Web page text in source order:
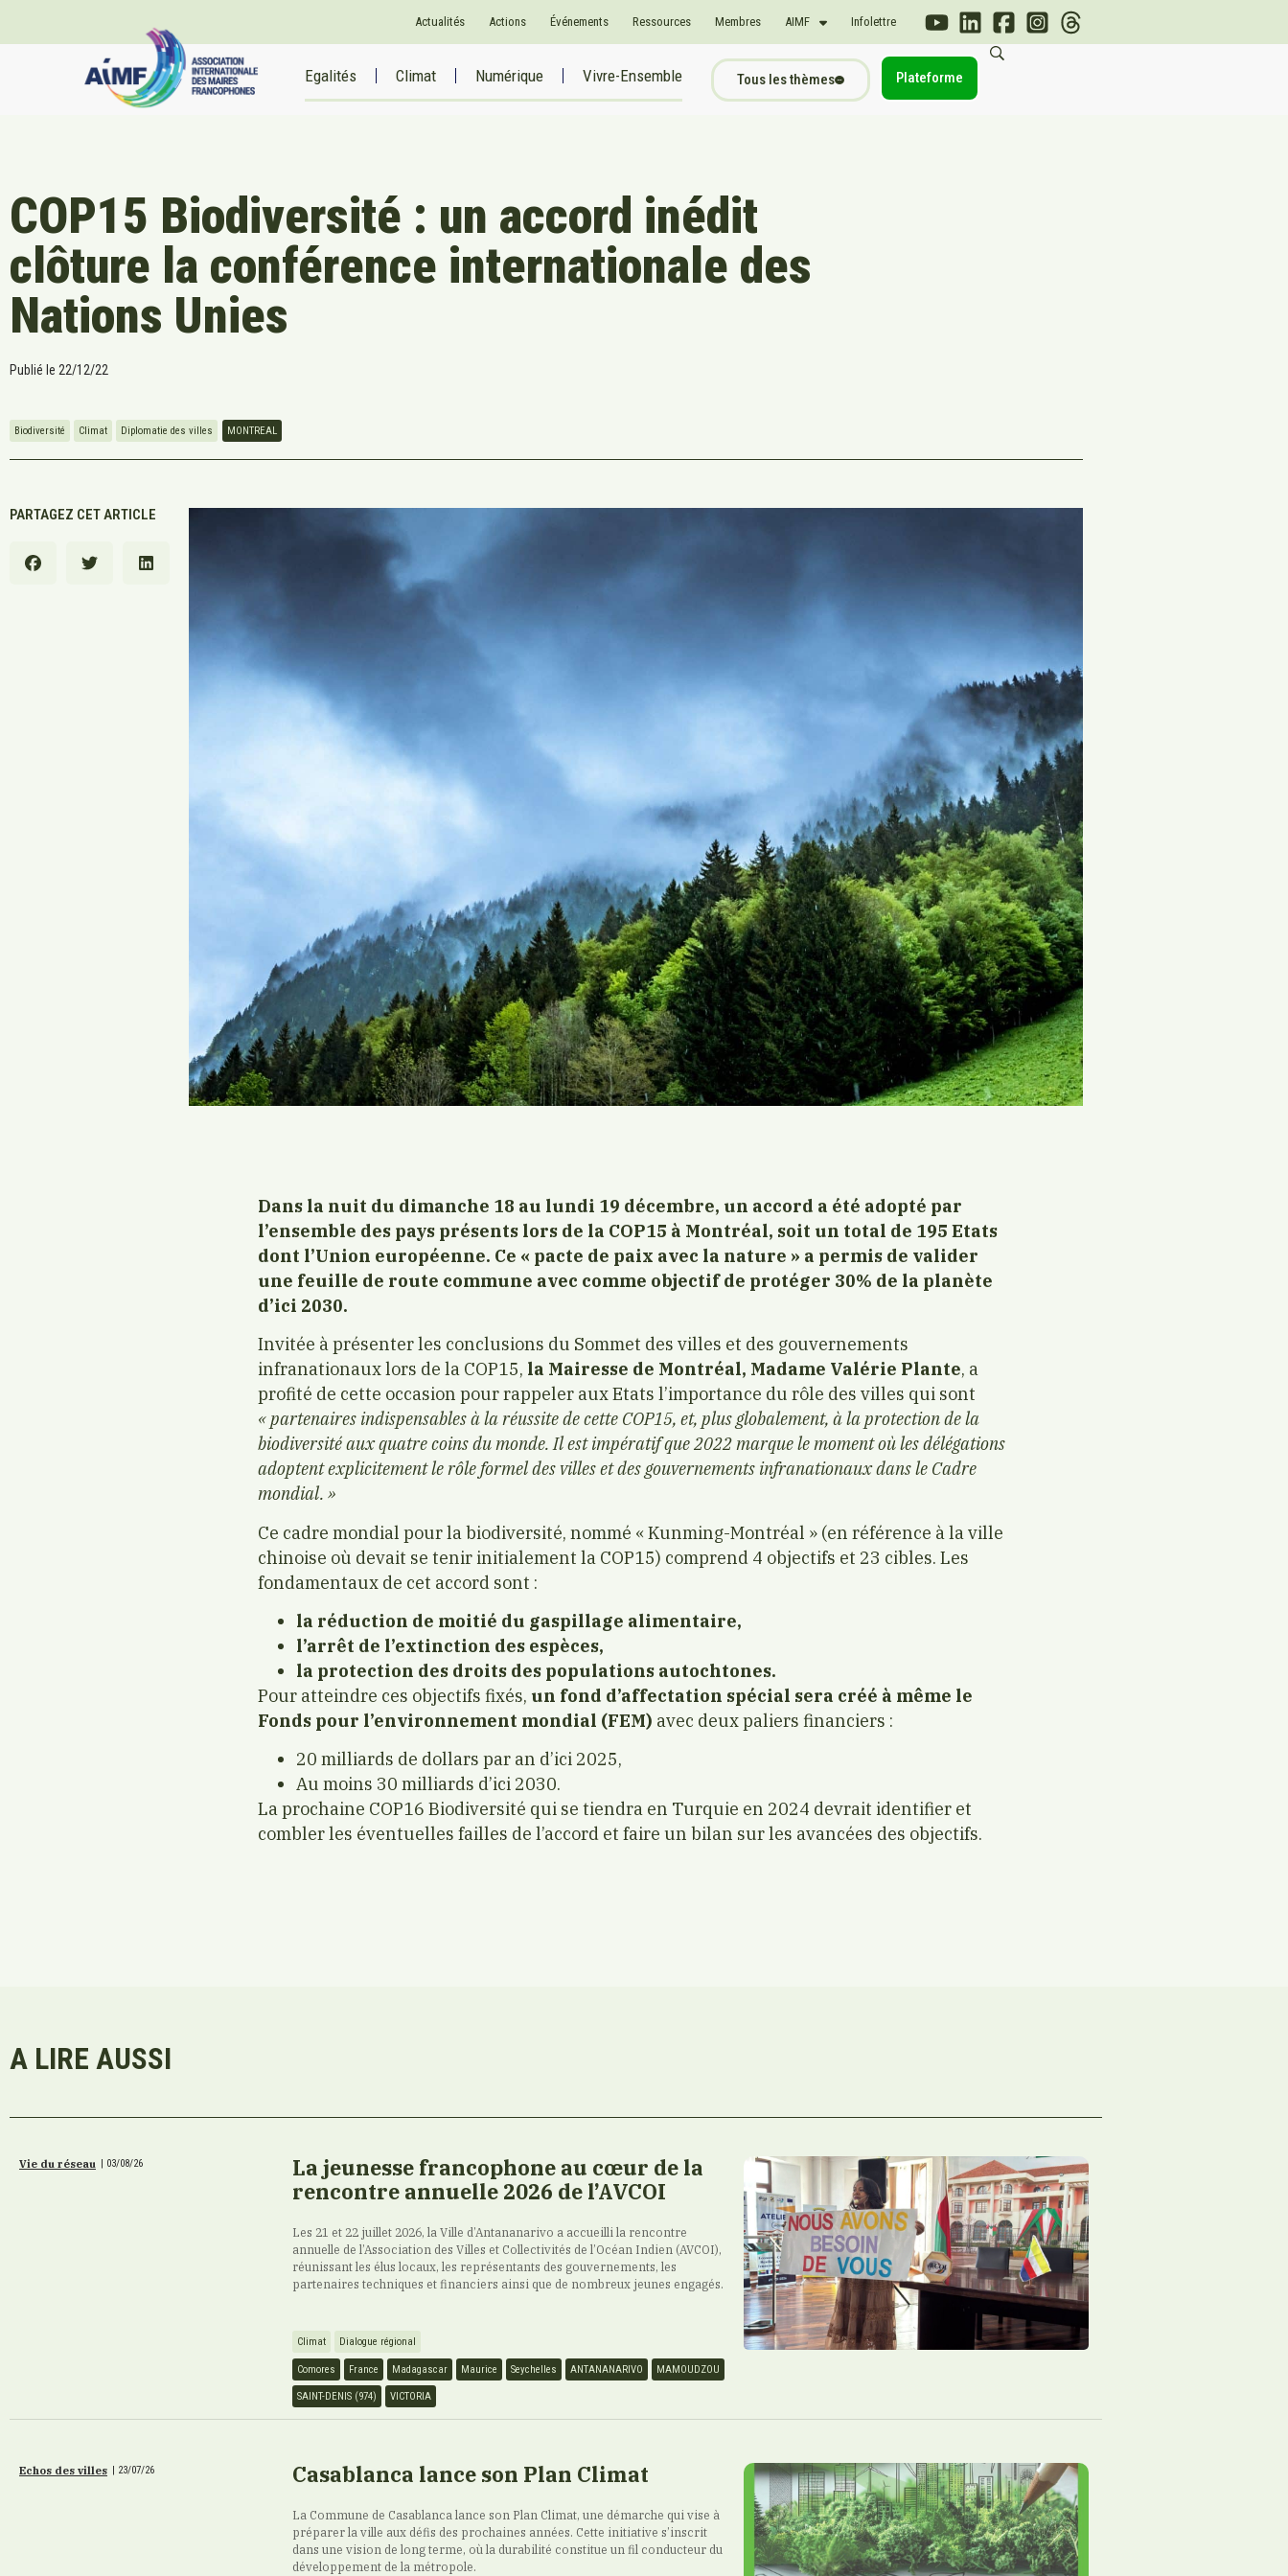
Actualités Actions Événements Ressources Membres AIMF Infolettre
Egalités Climat Numérique Vivre-Ensemble Tous les thèmes Plateforme
COP15 Biodiversité : un accord inédit
clôture la conférence internationale des
Nations Unies
Publié le 22/12/22
Biodiversité Climat Diplomatie des villes MONTREAL
PARTAGEZ CET ARTICLE
Dans la nuit du dimanche 18 au lundi 19 décembre, un accord a été adopté par
l’ensemble des pays présents lors de la COP15 à Montréal, soit un total de 195 Etats
dont l’Union européenne. Ce « pacte de paix avec la nature » a permis de valider
une feuille de route commune avec comme objectif de protéger 30% de la planète
d’ici 2030.
Invitée à présenter les conclusions du Sommet des villes et des gouvernements
infranationaux lors de la COP15, la Mairesse de Montréal, Madame Valérie Plante, a
profité de cette occasion pour rappeler aux Etats l’importance du rôle des villes qui sont
« partenaires indispensables à la réussite de cette COP15, et, plus globalement, à la protection de la
biodiversité aux quatre coins du monde. Il est impératif que 2022 marque le moment où les délégations
adoptent explicitement le rôle formel des villes et des gouvernements infranationaux dans le Cadre
mondial. »
Ce cadre mondial pour la biodiversité, nommé « Kunming-Montréal » (en référence à la ville
chinoise où devait se tenir initialement la COP15) comprend 4 objectifs et 23 cibles. Les
fondamentaux de cet accord sont :
la réduction de moitié du gaspillage alimentaire,
l’arrêt de l’extinction des espèces,
la protection des droits des populations autochtones.
Pour atteindre ces objectifs fixés, un fond d’affectation spécial sera créé à même le
Fonds pour l’environnement mondial (FEM) avec deux paliers financiers :
20 milliards de dollars par an d’ici 2025,
Au moins 30 milliards d’ici 2030.
La prochaine COP16 Biodiversité qui se tiendra en Turquie en 2024 devrait identifier et
combler les éventuelles failles de l’accord et faire un bilan sur les avancées des objectifs.
A LIRE AUSSI
Vie du réseau | 03/08/26
La jeunesse francophone au cœur de la
rencontre annuelle 2026 de l’AVCOI
Les 21 et 22 juillet 2026, la Ville d’Antananarivo a accueilli la rencontre
annuelle de l’Association des Villes et Collectivités de l’Océan Indien (AVCOI),
réunissant les élus locaux, les représentants des gouvernements, les
partenaires techniques et financiers ainsi que de nombreux jeunes engagés.
Climat Dialogue régional
Comores France Madagascar Maurice Seychelles ANTANANARIVO MAMOUDZOU
SAINT-DENIS (974) VICTORIA
Echos des villes 23/07/26 Casablanca lance son Plan Climat
La Commune de Casablanca lance son Plan Climat, une démarche qui vise à
préparer la ville aux défis des prochaines années. Cette initiative s’inscrit
dans une vision de long terme, où la durabilité constitue un fil conducteur du
développement de la métropole.